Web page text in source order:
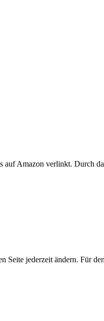
auf Amazon verlinkt. Durch
Seite jederzeit ändern. Für